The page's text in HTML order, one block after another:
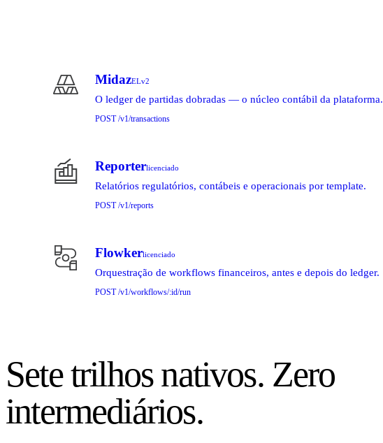
MidazELv2
O ledger de partidas dobradas — o núcleo contábil da plataforma.
POST /v1/transactions
Reporterlicenciado
Relatórios regulatórios, contábeis e operacionais por template.
POST /v1/reports
Flowkerlicenciado
Orquestração de workflows financeiros, antes e depois do ledger.
POST /v1/workflows/:id/run
Sete trilhos nativos. Zero
intermediários.